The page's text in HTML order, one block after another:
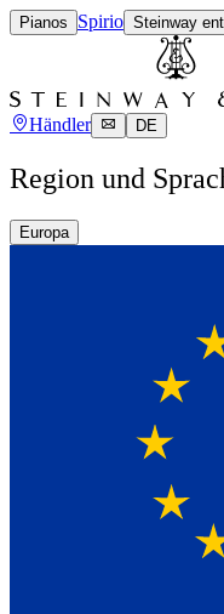
Pianos Spirio Steinway
Händler DE
Region und
Europa